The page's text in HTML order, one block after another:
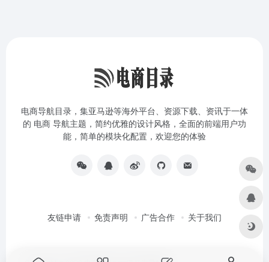
电商导航目录，集亚马逊等海外平台、资源下载、资讯于一体
的 电商 导航主题，简约优雅的设计风格，全面的前端用户功
能，简单的模块化配置，欢迎您的体验
友链申请 免责声明 广告合作 关于我们